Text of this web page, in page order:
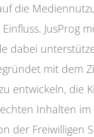
die
JusProg
dabei
mit dem
entwickeln, die
Inhalten
der Freiwilligen